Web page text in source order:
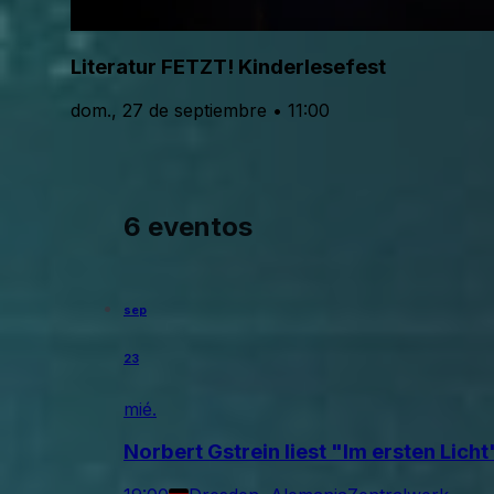
Literatur FETZT! Kinderlesefest
dom., 27 de septiembre • 11:00
6 eventos
sep
23
mié.
Norbert Gstrein liest "Im ersten